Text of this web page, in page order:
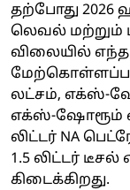
தற்போது
லெவல் மற்றும்
விலையில் எந்த
லட்சம், எக்ஸ்-
எக்ஸ்-ஷோரூம்
லிட்டர் NA
1.5 லிட்டர்
கிடைக்கிறது.